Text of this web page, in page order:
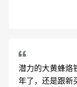
潜力的大黄蜂烙
年了，还是跟新